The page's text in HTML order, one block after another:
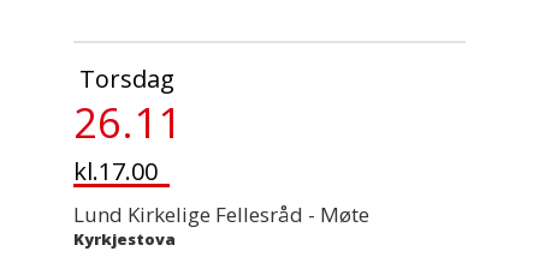
Torsdag
26.11
kl.17.00
Lund Kirkelige Fellesråd - Møte
Kyrkjestova